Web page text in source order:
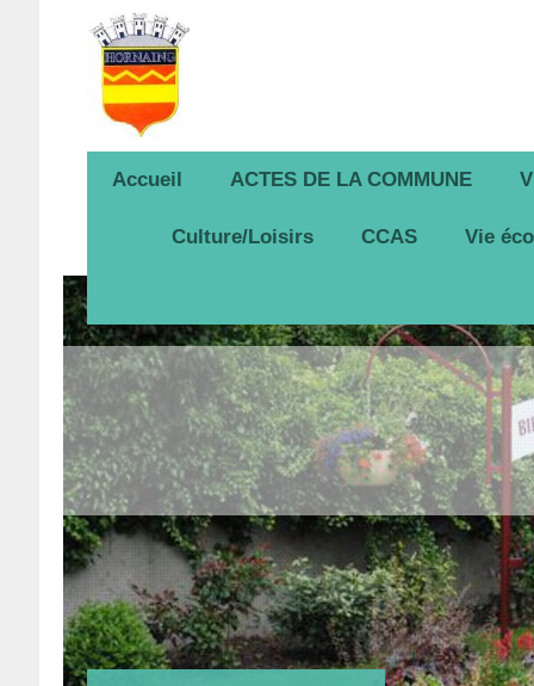
Accueil ACTES DE LA COMMUNE
Culture/Loisirs CCAS Vie